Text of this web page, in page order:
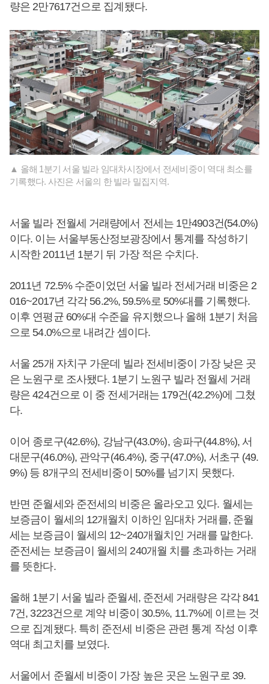
량은 2만7617건으로 집계됐다.
▲ 올해 1분기 서울 빌라 임대차시장에서 전세비중이 역대 최소를
기록했다. 사진은 서울의 한 빌라 밀집지역.
서울 빌라 전월세 거래량에서 전세는 1만4903건(54.0%)
이다. 이는 서울부동산정보광장에서 통계를 작성하기
시작한 2011년 1분기 뒤 가장 적은 수치다.
2011년 72.5% 수준이었던 서울 빌라 전세거래 비중은 2
016~2017년 각각 56.2%, 59.5%로 50%대를 기록했다.
이후 연평균 60%대 수준을 유지했으나 올해 1분기 처음
으로 54.0%으로 내려간 셈이다.
서울 25개 자치구 가운데 빌라 전세비중이 가장 낮은 곳
은 노원구로 조사됐다. 1분기 노원구 빌라 전월세 거래
량은 424건으로 이 중 전세거래는 179건(42.2%)에 그쳤
다.
이어 종로구(42.6%), 강남구(43.0%), 송파구(44.8%), 서
대문구(46.0%), 관악구(46.4%), 중구(47.0%), 서초구 (49.
9%) 등 8개구의 전세비중이 50%를 넘기지 못했다.
반면 준월세와 준전세의 비중은 올라오고 있다. 월세는
보증금이 월세의 12개월치 이하인 임대차 거래를, 준월
세는 보증금이 월세의 12~240개월치인 거래를 말한다.
준전세는 보증금이 월세의 240개월 치를 초과하는 거래
를 뜻한다.
올해 1분기 서울 빌라 준월세, 준전세 거래량은 각각 841
7건, 3223건으로 계약 비중이 30.5%, 11.7%에 이르는 것
으로 집계됐다. 특히 준전세 비중은 관련 통계 작성 이후
역대 최고치를 보였다.
서울에서 준월세 비중이 가장 높은 곳은 노원구로 39.